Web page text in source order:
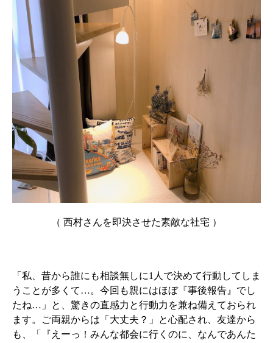
（ 西村さんを即決させた素敵な社宅 ）
「私、昔から誰にも相談無しに1人で決めて行動してしま
うことが多くて…。今回も親にはほぼ『事後報告』でし
たね…」と、驚きの直感力と行動力を兼ね備えておられ
ます。ご両親からは「大丈夫？」と心配され、友達から
も、「『えーっ！みんな都会に行くのに、なんであんた